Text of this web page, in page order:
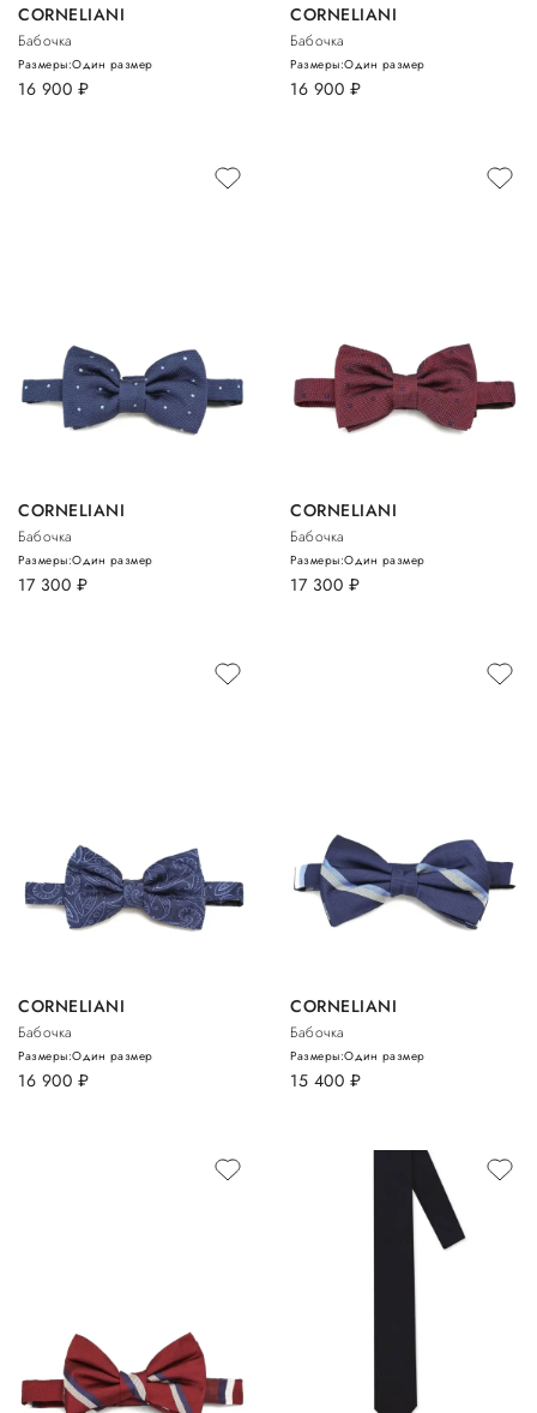
CORNELIANI
Бабочка
16 900 руб.
Размеры:Один размер
CORNELIANI
Бабочка
16 900 руб.
Размеры:Один размер
CORNELIANI
Бабочка
17 300 руб.
Размеры:Один размер
CORNELIANI
Бабочка
17 300 руб.
Размеры:Один размер
CORNELIANI
Бабочка
16 900 руб.
Размеры:Один размер
CORNELIANI
Бабочка
15 400 руб.
Размеры:Один размер